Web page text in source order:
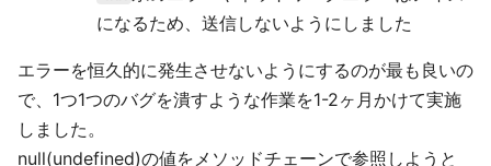
になるため、送信しないようにしました
エラーを恒久的に発生させないようにするのが最も良いの
で、1つ1つのバグを潰すような作業を1-2ヶ月かけて実施
しました。
null(undefined)の値をメソッドチェーンで参照しようと